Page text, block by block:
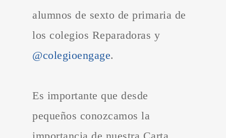
alumnos de sexto de primaria de
los colegios Reparadoras y
@colegioengage.
Es importante que desde
pequeños conozcamos la